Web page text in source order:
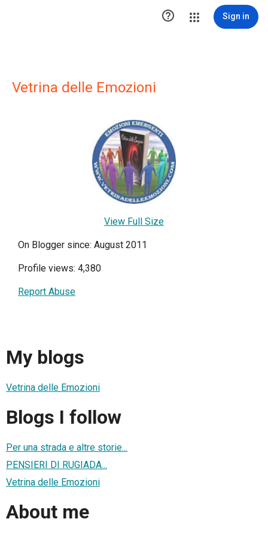
 Sign in
Vetrina delle Emozioni
View Full Size
On Blogger since: August 2011
Profile views: 4,380
Report Abuse
My blogs
Vetrina delle Emozioni
Blogs I follow
Per una strada e altre storie...
PENSIERI DI RUGIADA...
Vetrina delle Emozioni
About me